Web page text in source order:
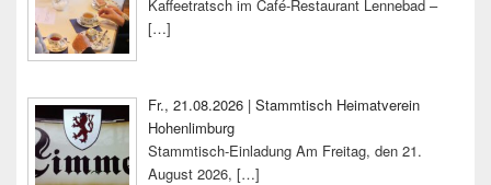
Kaffeetratsch im Café-Restaurant Lennebad –
[…]
Fr., 21.08.2026 | Stammtisch Heimatverein
Hohenlimburg
Stammtisch-Einladung Am Freitag, den 21.
August 2026, […]